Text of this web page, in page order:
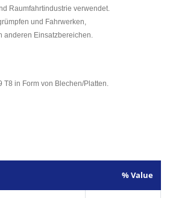
Raumfahrtindustrie verwendet.
und Fahrwerken,
Einsatzbereichen.
in Form von Blechen/Platten.
% Value